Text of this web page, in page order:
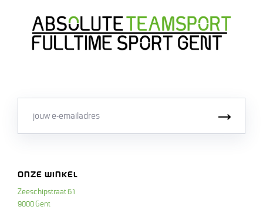
ONZE WINKEL
Zeeschipstraat 61
9000 Gent